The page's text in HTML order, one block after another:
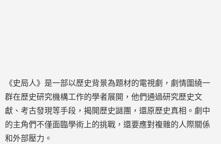
《史局人》是一部以歷史背景為題材的電視劇，劇情圍繞一
群在歷史研究機構工作的學者展開，他們通過研究歷史文
獻、考古發現等手段，揭開歷史謎團，還原歷史真相。劇中
的主角們不僅面臨學術上的挑戰，還要應對複雜的人際關係
和外部壓力。